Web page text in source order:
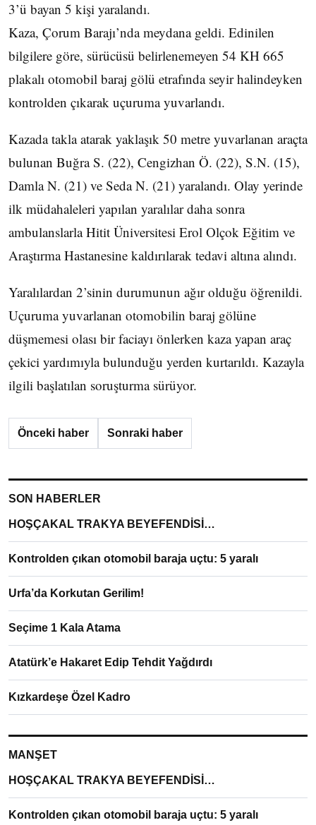
3’ü bayan 5 kişi yaralandı.
Kaza, Çorum Barajı’nda meydana geldi. Edinilen
bilgilere göre, sürücüsü belirlenemeyen 54 KH 665
plakalı otomobil baraj gölü etrafında seyir halindeyken
kontrolden çıkarak uçuruma yuvarlandı.
Kazada takla atarak yaklaşık 50 metre yuvarlanan araçta
bulunan Buğra S. (22), Cengizhan Ö. (22), S.N. (15),
Damla N. (21) ve Seda N. (21) yaralandı. Olay yerinde
ilk müdahaleleri yapılan yaralılar daha sonra
ambulanslarla Hitit Üniversitesi Erol Olçok Eğitim ve
Araştırma Hastanesine kaldırılarak tedavi altına alındı.
Yaralılardan 2’sinin durumunun ağır olduğu öğrenildi.
Uçuruma yuvarlanan otomobilin baraj gölüne
düşmemesi olası bir faciayı önlerken kaza yapan araç
çekici yardımıyla bulunduğu yerden kurtarıldı. Kazayla
ilgili başlatılan soruşturma sürüyor.
Önceki haber Sonraki haber
SON HABERLER
HOŞÇAKAL TRAKYA BEYEFENDİSİ…
Kontrolden çıkan otomobil baraja uçtu: 5 yaralı
Urfa’da Korkutan Gerilim!
Seçime 1 Kala Atama
Atatürk’e Hakaret Edip Tehdit Yağdırdı
Kızkardeşe Özel Kadro
MANŞET
HOŞÇAKAL TRAKYA BEYEFENDİSİ…
Kontrolden çıkan otomobil baraja uçtu: 5 yaralı